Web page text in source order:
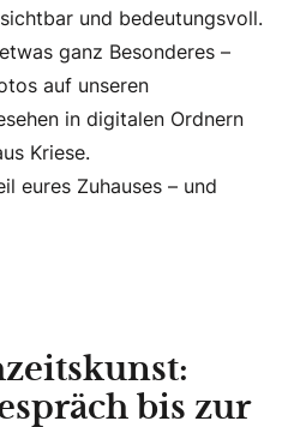
und bedeutungsvoll.
ganz Besonderes –
auf unseren
in digitalen Ordnern
Kriese.
eures Zuhauses – und
bis zur